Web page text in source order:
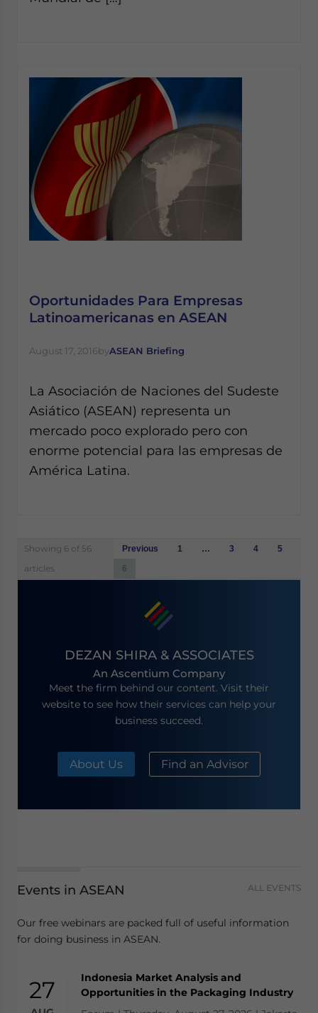
Oportunidades Para Empresas
Latinoamericanas en ASEAN
August 17, 2016byASEAN Briefing
La Asociación de Naciones del Sudeste
Asiático (ASEAN) representa un
mercado poco explorado pero con
enorme potencial para las empresas de
América Latina.
Showing 6 of 56
articles
Posts
navigation
Previous 1 … 3 4
5
6
DEZAN SHIRA & ASSOCIATES
An Ascentium Company
Meet the firm behind our content. Visit their
website to see how their services can help your
business succeed.
About Us Find an Advisor
Events in ASEAN ALL EVENTS
Our free webinars are packed full of useful information
for doing business in ASEAN.
27
Indonesia Market Analysis and
Opportunities in the Packaging Industry